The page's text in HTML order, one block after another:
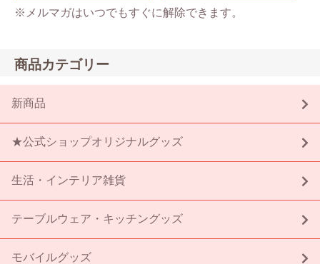
※メルマガはいつでもすぐに解除できます。
商品カテゴリー
新商品
★公式ショップオリジナルグッズ
生活・インテリア雑貨
テーブルウェア・キッチングッズ
モバイルグッズ